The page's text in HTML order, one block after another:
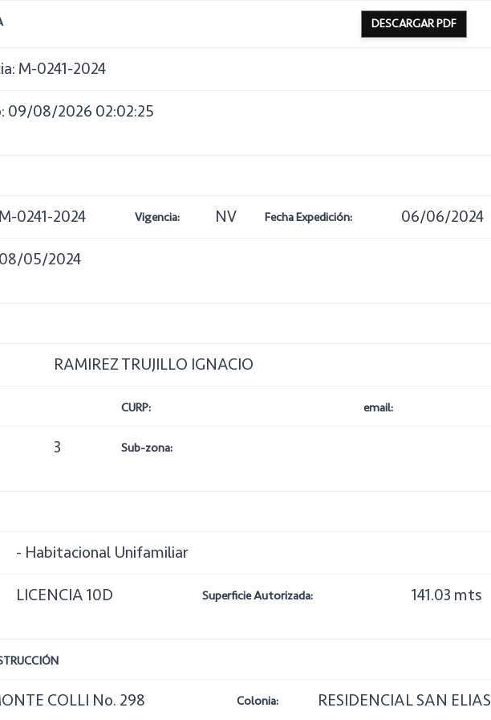
DESCARGAR PDF
M-0241-2024
09/08/2026 02:02:25
M-0241-2024 Vigencia: NV Fecha Expedición: 06/06/2024
08/05/2024
RAMIREZ TRUJILLO IGNACIO
CURP: email:
3 Sub-zona:
- Habitacional Unifamiliar
LICENCIA 10D Superficie Autorizada: 141.03 mts
COLLI No. 298 Colonia: RESIDENCIAL SAN ELIAS